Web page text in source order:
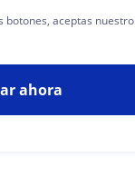
botones, aceptas nuestro
ahora